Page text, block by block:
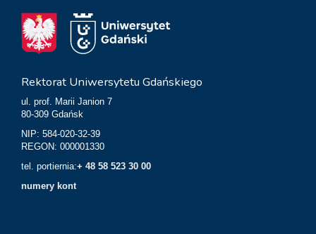
Rektorat Uniwersytetu Gdańskiego
ul. prof. Marii Janion 7
80-309 Gdańsk
NIP: 584-020-32-39
REGON: 000001330
tel. portiernia:+ 48 58 523 30 00
numery kont